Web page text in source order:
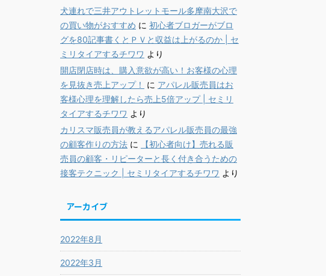
犬連れで三井アウトレットモール多摩南大沢で
の買い物がおすすめ に 初心者ブロガーがブロ
グを80記事書くとＰＶと収益は上がるのか | セ
ミリタイアするチワワ より
開店閉店時は、購入意欲が高い！お客様の心理
を見抜き売上アップ！
に アパレル販売員はお
客様心理を理解したら売上5倍アップ | セミリ
タイアするチワワ より
カリスマ販売員が教えるアパレル販売員の最強
の顧客作りの方法 に
【初心者向け】売れる販
売員の顧客・リピーターと長く付き合うための
接客テクニック | セミリタイアするチワワ より
アーカイブ
2022年8月
2022年3月